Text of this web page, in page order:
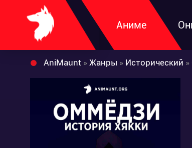
Аниме
AniMaunt » Жанры » Исторический